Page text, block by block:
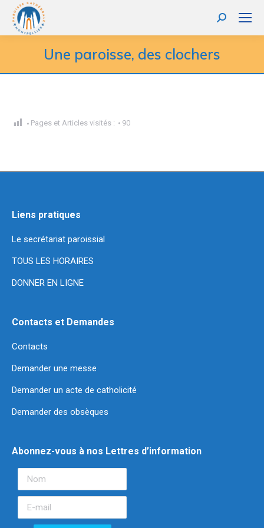
Recherche
:
Une paroisse, des clochers
Pages et Articles visités : 90
Liens pratiques
Le secrétariat paroissial
TOUS LES HORAIRES
DONNER EN LIGNE
Contacts et Demandes
Contacts
Demander une messe
Demander un acte de catholicité
Demander des obsèques
Abonnez-vous à nos Lettres d’information